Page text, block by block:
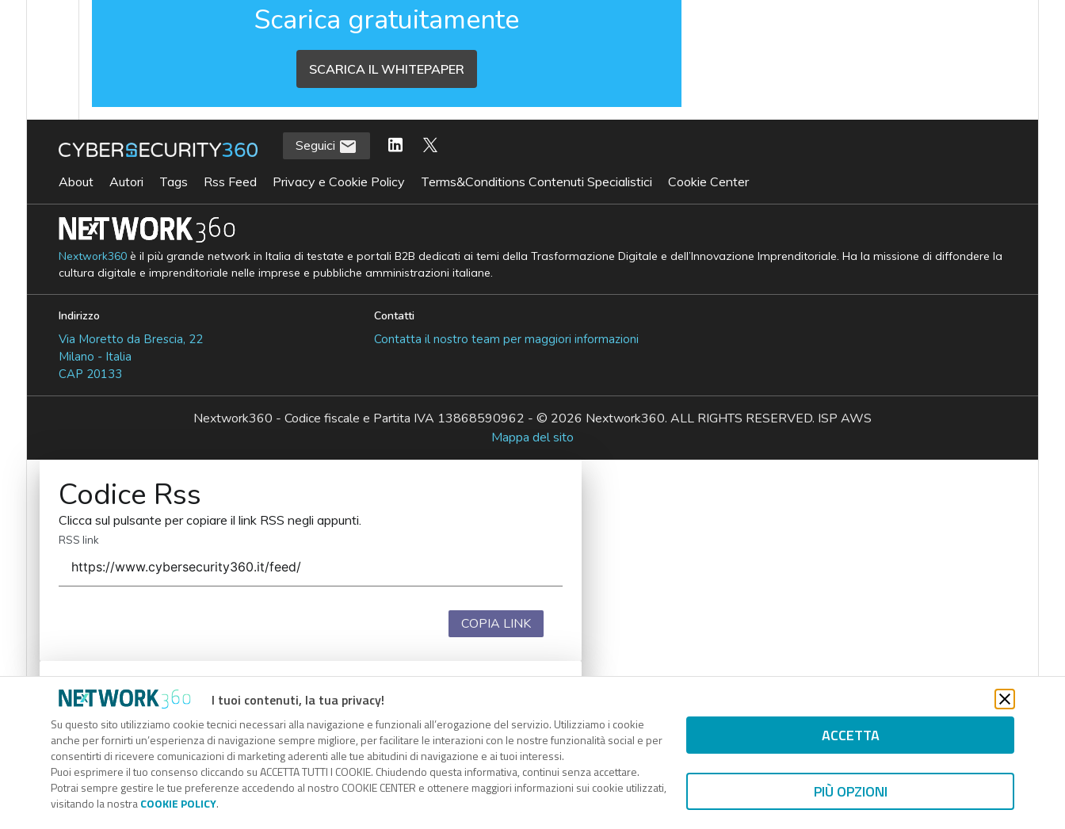
Scarica gratuitamente
SCARICA IL WHITEPAPER
I tuoi contenuti, la tua privacy!
Su questo sito utilizziamo cookie tecnici necessari alla navigazione e funzionali all’erogazione del servizio. Utilizziamo i cookie
anche per fornirti un’esperienza di navigazione sempre migliore, per facilitare le interazioni con le nostre funzionalità social e per
consentirti di ricevere comunicazioni di marketing aderenti alle tue abitudini di navigazione e ai tuoi interessi.
Puoi esprimere il tuo consenso cliccando su ACCETTA TUTTI I COOKIE. Chiudendo questa informativa, continui senza accettare.
Potrai sempre gestire le tue preferenze accedendo al nostro COOKIE CENTER e ottenere maggiori informazioni sui cookie utilizzati,
visitando la nostraCOOKIE POLICY.
ACCETTA
PIÙ OPZIONI
Seguici
About Autori Tags Rss Feed Privacy e Cookie Policy Terms&Conditions Contenuti Specialistici Cookie Center
Nextwork360è il più grande network in Italia di testate e portali B2B dedicati ai temi della Trasformazione Digitale e dell’Innovazione Imprenditoriale. Ha la missione di diffondere la
cultura digitale e imprenditoriale nelle imprese e pubbliche amministrazioni italiane.
Indirizzo
Via Moretto da Brescia, 22
Milano - Italia
CAP 20133
Contatti
Contatta il nostro team per maggiori informazioni
Nextwork360 - Codice fiscale e Partita IVA 13868590962 - © 2026 Nextwork360. ALL RIGHTS RESERVED. ISP AWS
Mappa del sito
Codice Rss
Clicca sul pulsante per copiare il link RSS negli appunti.
RSS link
COPIA LINK
Codice Rss
Clicca sul pulsante per copiare il link RSS negli appunti.
RSS link